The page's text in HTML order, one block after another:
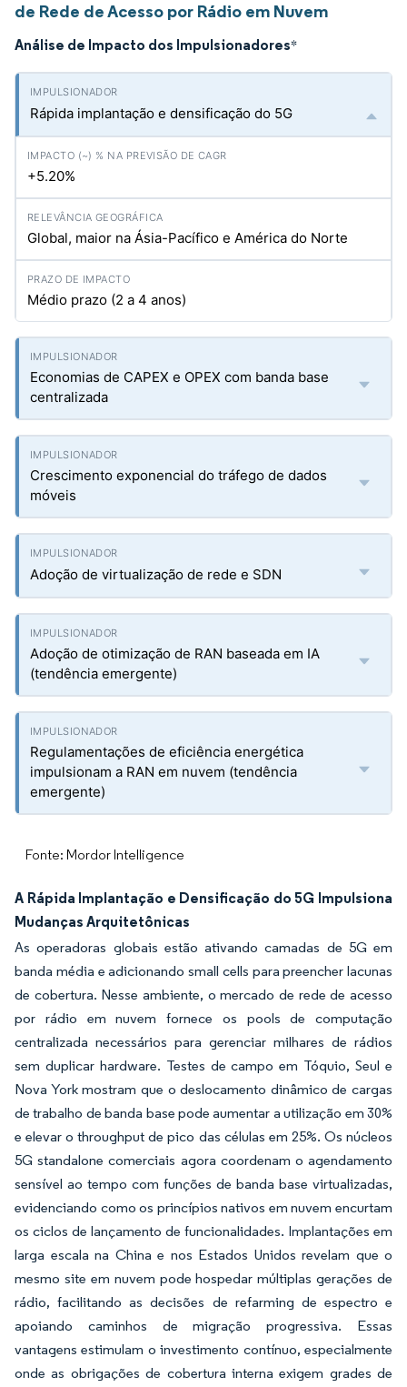
de Rede de Acesso por Rádio em Nuvem
Análise de Impacto dos Impulsionadores*
Rápida implantação e densificação do 5G
+5.20%
Global, maior na Ásia-Pacífico e América do Norte
Médio prazo (2 a 4 anos)
Economias de CAPEX e OPEX com banda base
centralizada
Crescimento exponencial do tráfego de dados
móveis
Adoção de virtualização de rede e SDN
Adoção de otimização de RAN baseada em IA
(tendência emergente)
Regulamentações de eficiência energética
impulsionam a RAN em nuvem (tendência
emergente)
Fonte: Mordor Intelligence
A Rápida Implantação e Densificação do 5G Impulsiona
Mudanças Arquitetônicas
As operadoras globais estão ativando camadas de 5G em
banda média e adicionando small cells para preencher lacunas
de cobertura. Nesse ambiente, o mercado de rede de acesso
por rádio em nuvem fornece os pools de computação
centralizada necessários para gerenciar milhares de rádios
sem duplicar hardware. Testes de campo em Tóquio, Seul e
Nova York mostram que o deslocamento dinâmico de cargas
de trabalho de banda base pode aumentar a utilização em 30%
e elevar o throughput de pico das células em 25%. Os núcleos
5G standalone comerciais agora coordenam o agendamento
sensível ao tempo com funções de banda base virtualizadas,
evidenciando como os princípios nativos em nuvem encurtam
os ciclos de lançamento de funcionalidades. Implantações em
larga escala na China e nos Estados Unidos revelam que o
mesmo site em nuvem pode hospedar múltiplas gerações de
rádio, facilitando as decisões de refarming de espectro e
apoiando caminhos de migração progressiva. Essas
vantagens estimulam o investimento contínuo, especialmente
onde as obrigações de cobertura interna exigem grades de